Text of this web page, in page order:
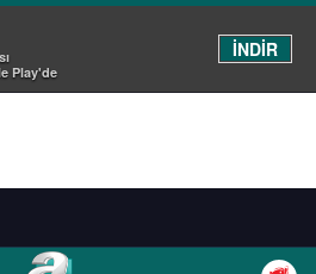
Play'de
İNDİR